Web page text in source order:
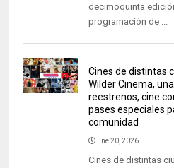
decimoquinta
programación de ...
Cines de distintas
Wilder Cinema,
reestrenos, cine
pases especiales
comunidad
Ene 20, 2026
Cines de distintas